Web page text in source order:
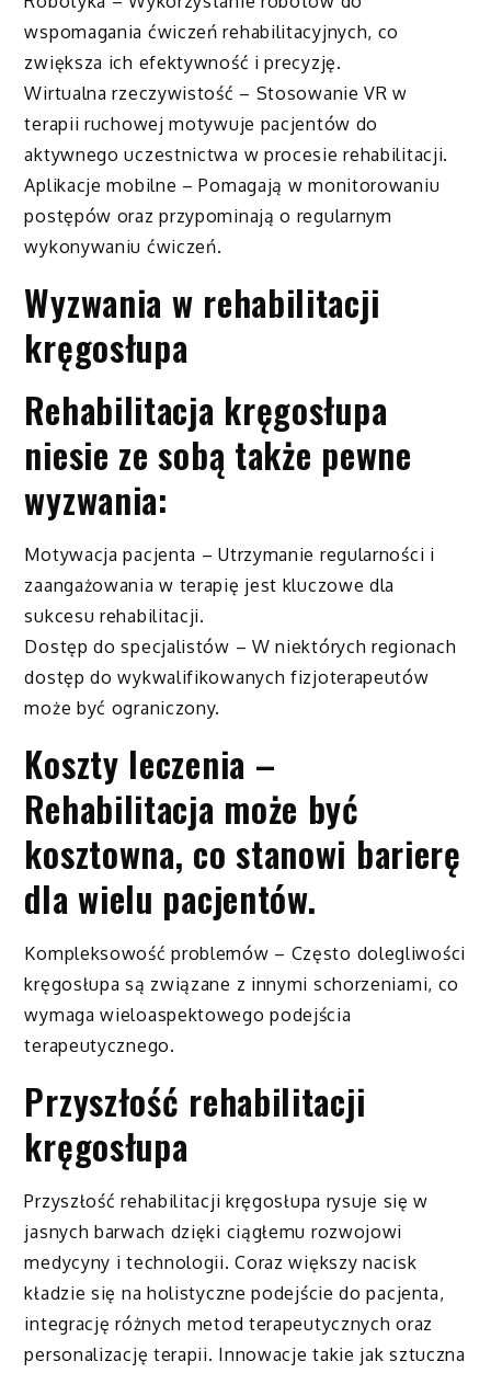
wspomagania ćwiczeń rehabilitacyjnych, co
zwiększa ich efektywność i precyzję.
Wirtualna rzeczywistość – Stosowanie VR w
terapii ruchowej motywuje pacjentów do
aktywnego uczestnictwa w procesie rehabilitacji.
Aplikacje mobilne – Pomagają w monitorowaniu
postępów oraz przypominają o regularnym
wykonywaniu ćwiczeń.
Wyzwania w rehabilitacji
kręgosłupa
Rehabilitacja kręgosłupa
niesie ze sobą także pewne
wyzwania:
Motywacja pacjenta – Utrzymanie regularności i
zaangażowania w terapię jest kluczowe dla
sukcesu rehabilitacji.
Dostęp do specjalistów – W niektórych regionach
dostęp do wykwalifikowanych fizjoterapeutów
może być ograniczony.
Koszty leczenia –
Rehabilitacja może być
kosztowna, co stanowi barierę
dla wielu pacjentów.
Kompleksowość problemów – Często dolegliwości
kręgosłupa są związane z innymi schorzeniami, co
wymaga wieloaspektowego podejścia
terapeutycznego.
Przyszłość rehabilitacji
kręgosłupa
Przyszłość rehabilitacji kręgosłupa rysuje się w
jasnych barwach dzięki ciągłemu rozwojowi
medycyny i technologii. Coraz większy nacisk
kładzie się na holistyczne podejście do pacjenta,
integrację różnych metod terapeutycznych oraz
personalizację terapii. Innowacje takie jak sztuczna